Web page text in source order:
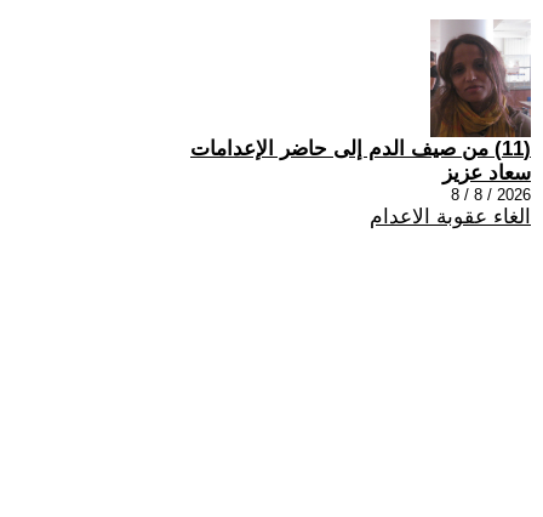
(11) من صيف الدم إلى حاضر الإعدامات
سعاد عزيز
2026 / 8 / 8
الغاء عقوبة الاعدام